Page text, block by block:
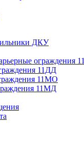
ДКУ
ограждения
11ДД
11МО
11МД